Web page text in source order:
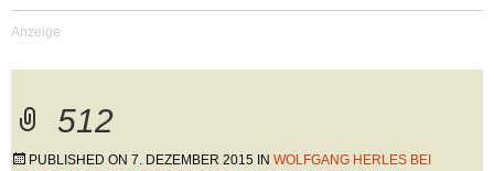
512
PUBLISHED ON 7. DEZEMBER 2015 IN WOLFGANG HERLES BEI